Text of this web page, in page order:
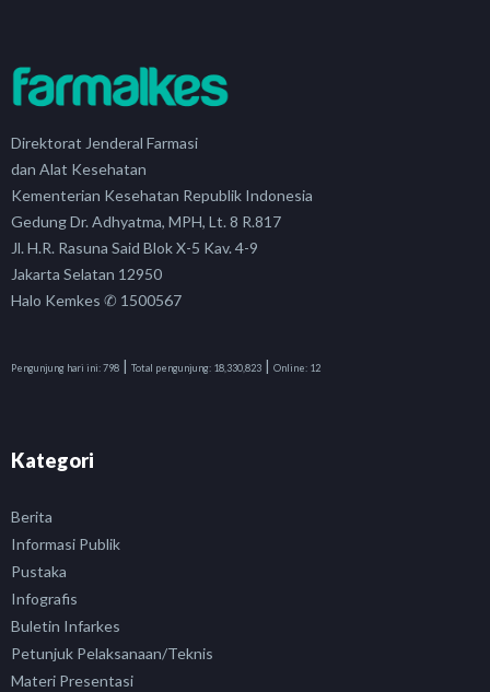
Direktorat Jenderal Farmasi
dan Alat Kesehatan
Kementerian Kesehatan Republik Indonesia
Gedung Dr. Adhyatma, MPH, Lt. 8 R.817
Jl. H.R. Rasuna Said Blok X-5 Kav. 4-9
Jakarta Selatan 12950
Halo Kemkes ✆ 1500567
Pengunjung hari ini:798 | Total pengunjung: 18,330,823 | Online: 12
Kategori
Berita
Informasi Publik
Pustaka
Infografis
Buletin Infarkes
Petunjuk Pelaksanaan/Teknis
Materi Presentasi